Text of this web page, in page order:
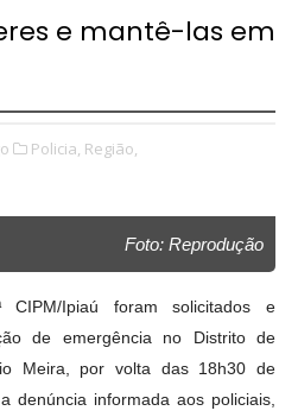
e mantê-las em
Policia, Região,
Foto: Reprodução
CIPM/Ipiaú foram solicitados e
de emergência no Distrito de
Meira, por volta das 18h30 de
denúncia informada aos policiais,